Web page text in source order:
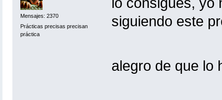
Mensajes: 2370
Prácticas precisas precisan
práctica
siguiendo este
alegro de que